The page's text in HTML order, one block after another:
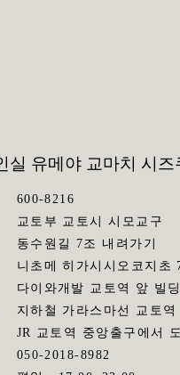
실 유메야 교마치 시즈
600-8216
교토부 교토시 시모교구
동수원길 7조 내려가기
니초메 히가시시오코지초
다이와개발 교토역 앞 빌
지하철 가라스마선 교토
JR 교토역 중앙출구에서
050-2018-8982